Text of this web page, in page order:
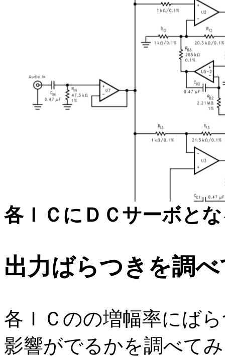
各ＩＣにＤＣサーボと
出力ばらつきを調
各ＩＣのの増幅率にば
影響がでるかを調べて